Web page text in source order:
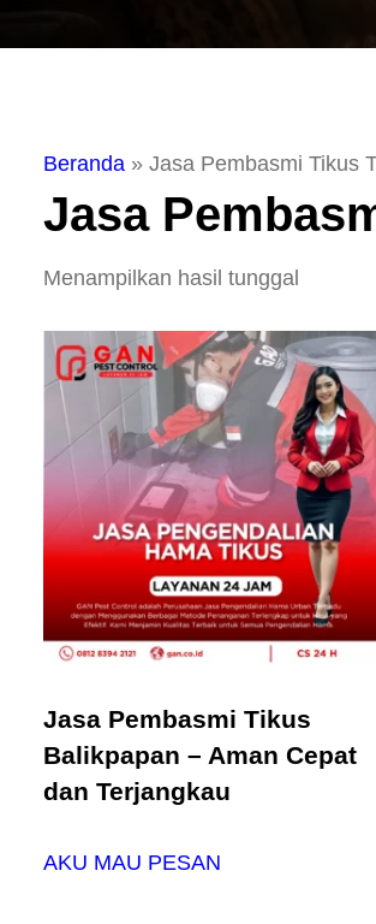
Beranda » Jasa Pembasmi Tikus
Jasa
Menampilkan hasil tunggal
Jasa Pembasmi Tikus
Balikpapan – Aman Cepat
dan Terjangkau
AKU MAU PESAN